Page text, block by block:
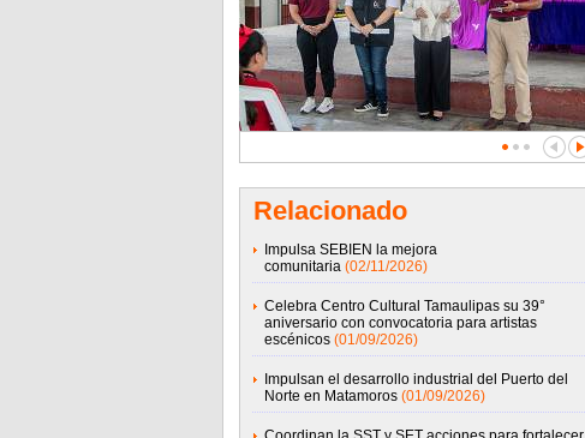
Relacionado
Impulsa SEBIEN la mejora
comunitaria (02/11/2026)
Celebra Centro Cultural Tamaulipas su 39°
aniversario con convocatoria para artistas
escénicos (01/09/2026)
Impulsan el desarrollo industrial del Puerto del
Norte en Matamoros (01/09/2026)